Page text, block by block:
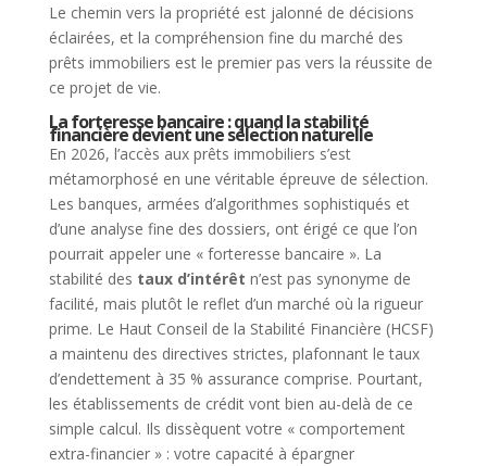
Le chemin vers la propriété est jalonné de décisions
éclairées, et la compréhension fine du marché des
prêts immobiliers est le premier pas vers la réussite de
ce projet de vie.
La forteresse bancaire : quand la stabilité
financière devient une sélection naturelle
En 2026, l’accès aux prêts immobiliers s’est
métamorphosé en une véritable épreuve de sélection.
Les banques, armées d’algorithmes sophistiqués et
d’une analyse fine des dossiers, ont érigé ce que l’on
pourrait appeler une « forteresse bancaire ». La
stabilité des taux d’intérêt n’est pas synonyme de
facilité, mais plutôt le reflet d’un marché où la rigueur
prime. Le Haut Conseil de la Stabilité Financière (HCSF)
a maintenu des directives strictes, plafonnant le taux
d’endettement à 35 % assurance comprise. Pourtant,
les établissements de crédit vont bien au-delà de ce
simple calcul. Ils dissèquent votre « comportement
extra-financier » : votre capacité à épargner